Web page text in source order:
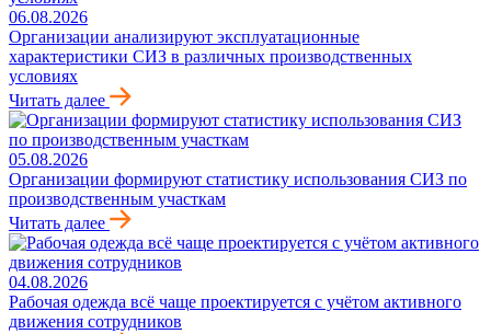
06.08.2026
Организации анализируют эксплуатационные
характеристики СИЗ в различных производственных
условиях
Читать далее
05.08.2026
Организации формируют статистику использования СИЗ по
производственным участкам
Читать далее
04.08.2026
Рабочая одежда всё чаще проектируется с учётом активного
движения сотрудников